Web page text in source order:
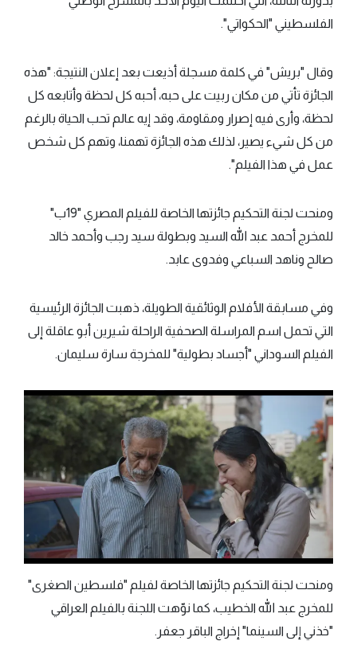
الفلسطيني "الحكواتي".
وقال "بريش" في كلمة مسجلة أذيعت بعد إعلان النتيجة: "هذه
الجائزة تأتي من مكان ربيت على حبه، أحبه كل لحظة وأتابعه كل
لحظة، وأرى فيه إصرار ومقاومة، وقد إيه عالم تحب الحياة بالرغم
من كل شيء يصير، لذلك هذه الجائزة تهمنا، وتهم كل شخص
عمل في هذا الفيلم".
ومنحت لجنة التحكيم جائزتها الخاصة للفيلم المصري "19ب"
للمخرج أحمد عبد الله السيد وبطولة سيد رجب وأحمد خالد
صالح وناهد السباعي وفدوى عابد.
وفي مسابقة الأفلام الوثائقية الطويلة، ذهبت الجائزة الرئيسية
التي تحمل اسم المراسلة الصحفية الراحلة شيرين أبو عاقلة إلى
الفيلم السوداني "أجساد بطولية" للمخرجة سارة سليمان.
ومنحت لجنة التحكيم جائزتها الخاصة لفيلم "فلسطين الصغرى"
للمخرج عبد الله الخطيب، كما نوّهت اللجنة بالفيلم العراقي
"خذني إلى السينما" إخراج الباقر جعفر.